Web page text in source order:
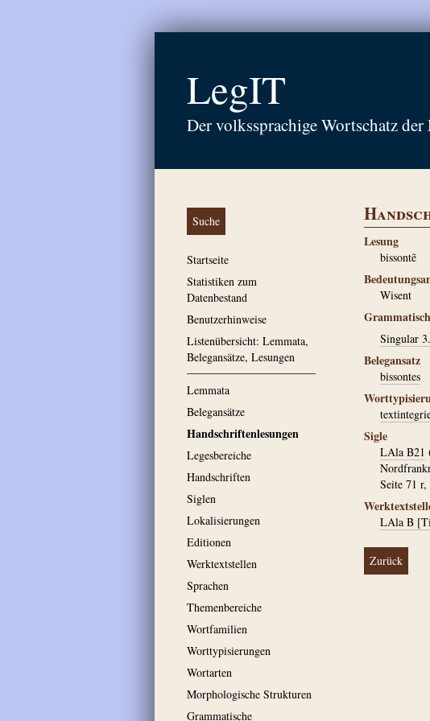
LegIT
Der volkssprachige Wortschatz der
Suche
Startseite
Statistiken zum
Datenbestand
Benutzerhinweise
Listenübersicht: Lemmata,
Belegansätze, Lesungen
Lemmata
Belegansätze
Handschriftenlesungen
Legesbereiche
Handschriften
Siglen
Lokalisierungen
Editionen
Werktextstellen
Sprachen
Themenbereiche
Wortfamilien
Worttypisierungen
Wortarten
Morphologische Strukturen
Grammatische
Lesung
bissontẽ
Wisent
Singular
Belegansatz
bissontes
Sigle
LAla B21
Seite 71
LAla B
Zurück